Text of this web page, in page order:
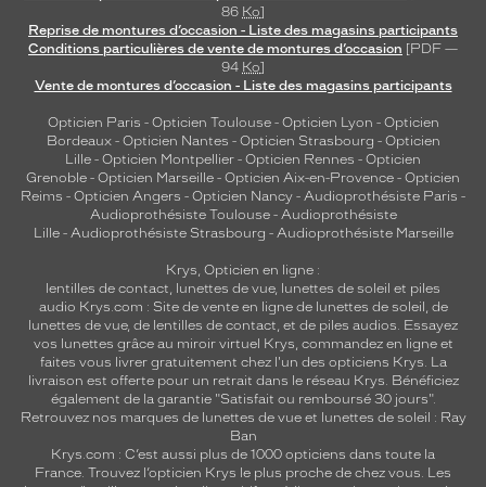
86 Ko]
Reprise de montures d’occasion - Liste des magasins participants
Conditions particulières de vente de montures d’occasion [PDF —
94 Ko]
Vente de montures d’occasion - Liste des magasins participants
Opticien Paris - Opticien Toulouse- Opticien Lyon - Opticien
Bordeaux- Opticien Nantes - Opticien Strasbourg - Opticien
Lille - Opticien Montpellier - Opticien Rennes - Opticien
Grenoble - Opticien Marseille - Opticien Aix-en-Provence - Opticien
Reims - Opticien Angers - Opticien Nancy - Audioprothésiste Paris -
Audioprothésiste Toulouse- Audioprothésiste
Lille- Audioprothésiste Strasbourg - Audioprothésiste Marseille
Krys, Opticien en ligne :
lentilles de contact, lunettes de vue, lunettes de soleil et piles
audio Krys.com : Site de vente en ligne de lunettes de soleil, de
lunettes de vue, de lentilles de contact, et de piles audios. Essayez
vos lunettes grâce au miroir virtuel Krys, commandez en ligne et
faites vous livrer gratuitement chez l'un des opticiens Krys. La
livraison est offerte pour un retrait dans le réseau Krys. Bénéficiez
également de la garantie "Satisfait ou remboursé 30 jours".
Retrouvez nos marques de lunettes de vue et lunettes de soleil : Ray
Ban
Krys.com : C’est aussi plus de 1000 opticiens dans toute la
France. Trouvez l’opticien Krys le plus proche de chez vous. Les